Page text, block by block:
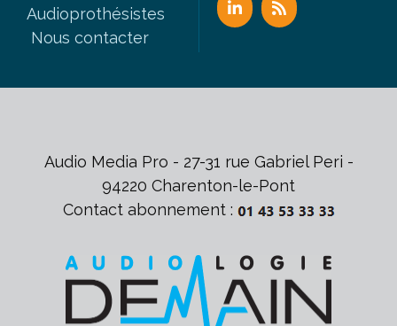
Audioprothésistes
Nous contacter
Audio Media Pro - 27-31 rue Gabriel Peri -
94220 Charenton-le-Pont
Contact abonnement :